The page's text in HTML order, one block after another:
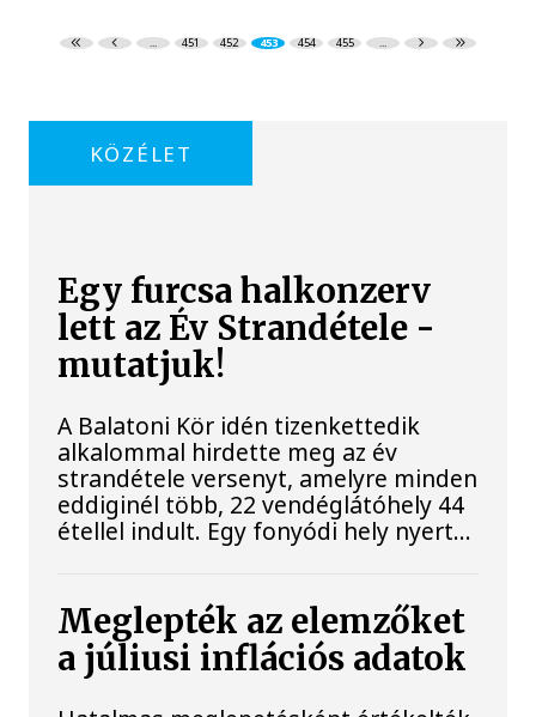
... 451 452 453 454 455 ...
KÖZÉLET
Egy furcsa halkonzerv
lett az Év Strandétele -
mutatjuk!
A Balatoni Kör idén tizenkettedik
alkalommal hirdette meg az év
strandétele versenyt, amelyre minden
eddiginél több, 22 vendéglátóhely 44
étellel indult. Egy fonyódi hely nyert...
Meglepték az elemzőket
a júliusi inflációs adatok